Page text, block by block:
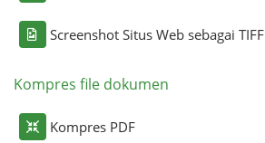
Screenshot Situs Web sebagai TIFF
Kompres file dokumen
Kompres PDF